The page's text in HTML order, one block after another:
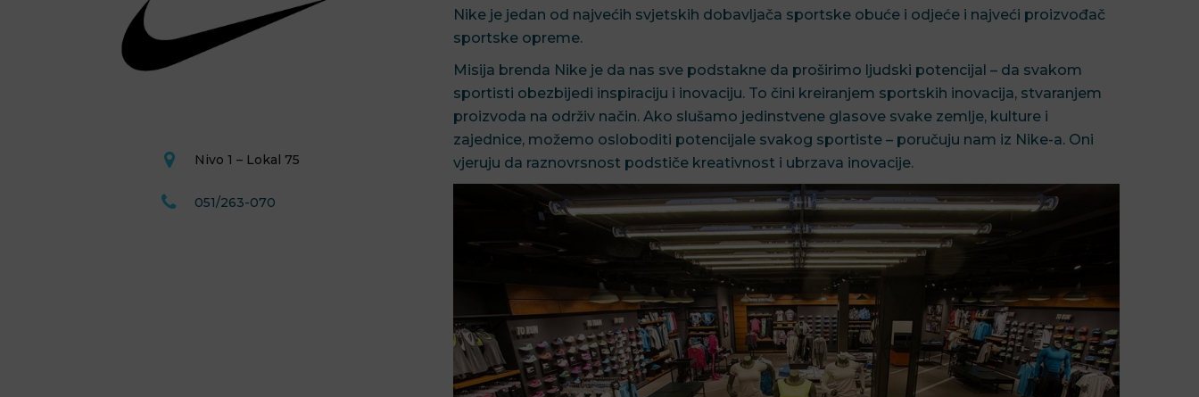
Nivo 1 – Lokal 75
051/263-070
Nike je jedan od najvećih svjetskih dobavljača sportske obuće i odjeće i najveći proizvođač
sportske opreme.
Misija brenda Nike je da nas sve podstakne da proširimo ljudski potencijal – da svakom
sportisti obezbijedi inspiraciju i inovaciju. To čini kreiranjem sportskih inovacija, stvaranjem
proizvoda na održiv način. Ako slušamo jedinstvene glasove svake zemlje, kulture i
zajednice, možemo osloboditi potencijale svakog sportiste – poručuju nam iz Nike-a. Oni
vjeruju da raznovrsnost podstiče kreativnost i ubrzava inovacije.